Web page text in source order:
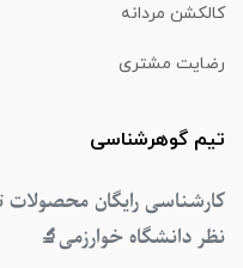
کالکشن مردانه
رضایت مشتری
تیم گوهرشناسی
کارشناسی رایگان
نظر دانشگاه خوارزمی🔬